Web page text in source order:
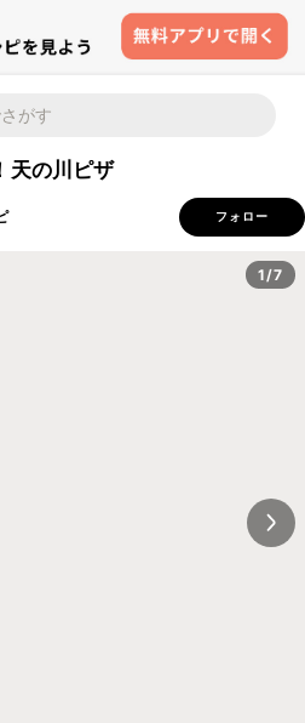
天の川ピザ
フォロー
1/7